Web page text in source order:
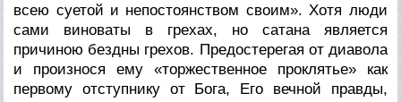
всею суетой и непостоянством своим». Хотя люди
сами виноваты в грехах, но сатана является
причиною бездны грехов. Предостерегая от диавола
и произнося ему «торжественное проклятье» как
первому отступнику от Бога, Его вечной правды,